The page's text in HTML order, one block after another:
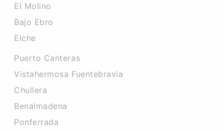
El Molino
Bajo Ebro
Elche
Puerto Canteras
Vistahermosa Fuentebravia
Chullera
Benalmadena
Ponferrada